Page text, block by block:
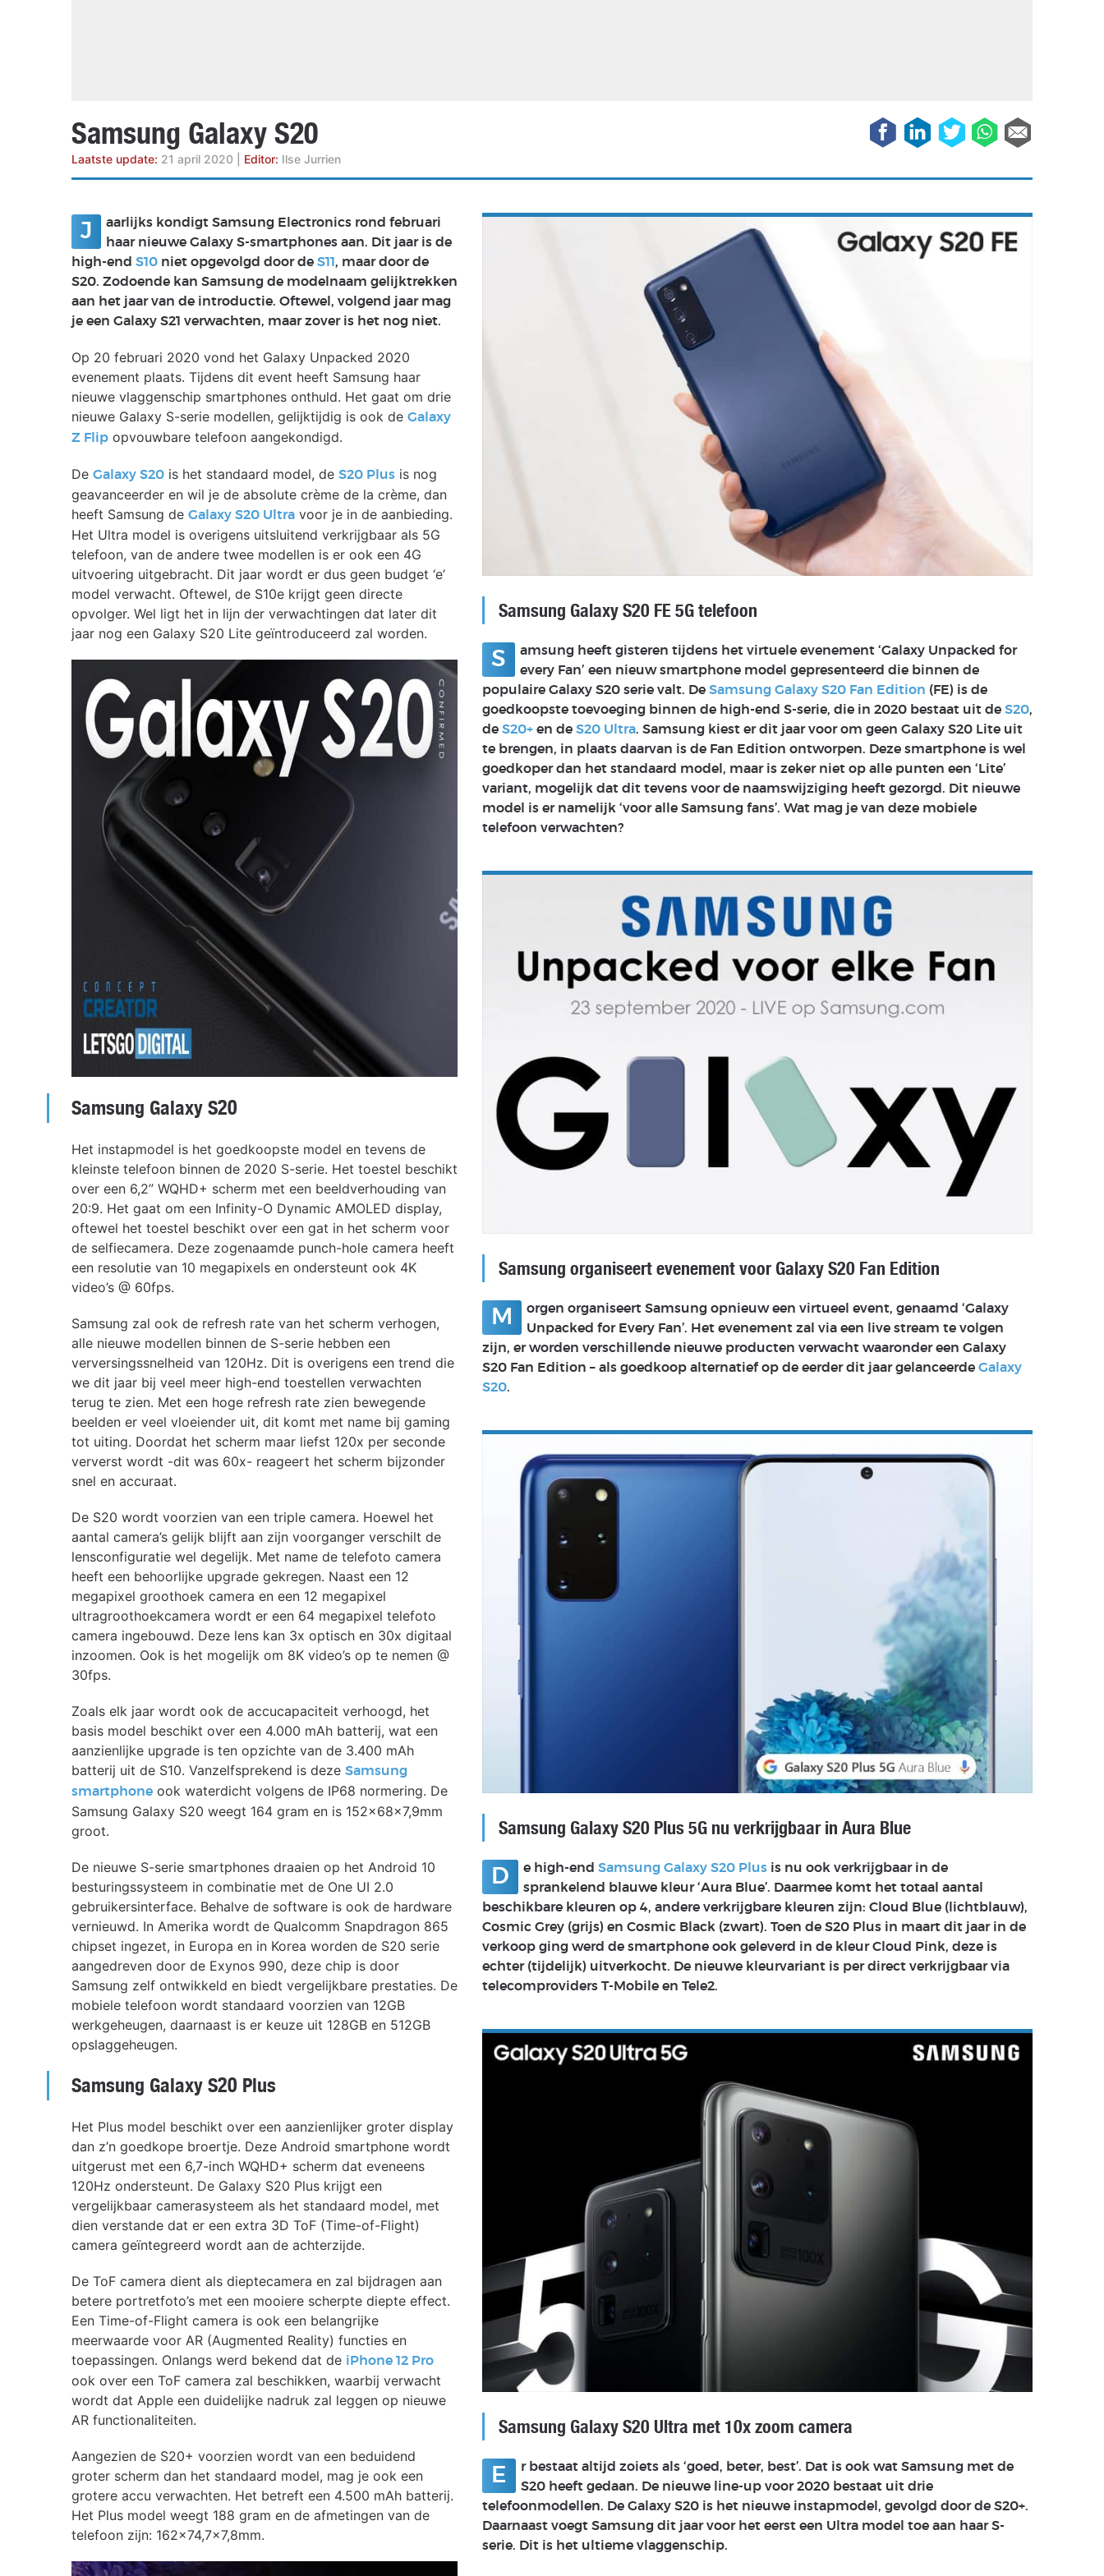
Samsung Galaxy S20
Laatste update: 21 april 2020 Editor: Ilse Jurrien
J
aarlijks kondigt Samsung Electronics rond februari
haar nieuwe Galaxy S-smartphones aan. Dit jaar is de
high-end S10 niet opgevolgd door de S11 , maar door de
S20. Zodoende kan Samsung de modelnaam gelijktrekken
aan het jaar van de introductie. Oftewel, volgend jaar mag
je een Galaxy S21 verwachten, maar zover is het nog niet.
Op 20 februari 2020 vond het Galaxy Unpacked 2020
evenement plaats. Tijdens dit event heeft Samsung haar
nieuwe vlaggenschip smartphones onthuld. Het gaat om drie
nieuwe Galaxy S-serie modellen, gelijktijdig is ook de Galaxy
Z Flip opvouwbare telefoon aangekondigd.
De Galaxy S20 is het standaard model, de S20 Plus is nog
geavanceerder en wil je de absolute crème de la crème, dan
heeft Samsung de Galaxy S20 Ultra voor je in de aanbieding.
Het Ultra model is overigens uitsluitend verkrijgbaar als 5G
telefoon, van de andere twee modellen is er ook een 4G
uitvoering uitgebracht. Dit jaar wordt er dus geen budget ‘e’
model verwacht. Oftewel, de S10e krijgt geen directe
opvolger. Wel ligt het in lijn der verwachtingen dat later dit
jaar nog een Galaxy S20 Lite geïntroduceerd zal worden.
Samsung Galaxy S20
Het instapmodel is het goedkoopste model en tevens de
kleinste telefoon binnen de 2020 S-serie. Het toestel beschikt
over een 6,2” WQHD+ scherm met een beeldverhouding van
20:9. Het gaat om een Infinity-O Dynamic AMOLED display,
oftewel het toestel beschikt over een gat in het scherm voor
de selfiecamera. Deze zogenaamde punch-hole camera heeft
een resolutie van 10 megapixels en ondersteunt ook 4K
video’s @ 60fps.
Samsung zal ook de refresh rate van het scherm verhogen,
alle nieuwe modellen binnen de S-serie hebben een
verversingssnelheid van 120Hz. Dit is overigens een trend die
we dit jaar bij veel meer high-end toestellen verwachten
terug te zien. Met een hoge refresh rate zien bewegende
beelden er veel vloeiender uit, dit komt met name bij gaming
tot uiting. Doordat het scherm maar liefst 120x per seconde
ververst wordt -dit was 60x- reageert het scherm bijzonder
snel en accuraat.
De S20 wordt voorzien van een triple camera. Hoewel het
aantal camera’s gelijk blijft aan zijn voorganger verschilt de
lensconfiguratie wel degelijk. Met name de telefoto camera
heeft een behoorlijke upgrade gekregen. Naast een 12
megapixel groothoek camera en een 12 megapixel
ultragroothoekcamera wordt er een 64 megapixel telefoto
camera ingebouwd. Deze lens kan 3x optisch en 30x digitaal
inzoomen. Ook is het mogelijk om 8K video’s op te nemen @
30fps.
Zoals elk jaar wordt ook de accucapaciteit verhoogd, het
basis model beschikt over een 4.000 mAh batterij, wat een
aanzienlijke upgrade is ten opzichte van de 3.400 mAh
batterij uit de S10. Vanzelfsprekend is deze Samsung
smartphone ook waterdicht volgens de IP68 normering. De
Samsung Galaxy S20 weegt 164 gram en is 152x68x7,9mm
groot.
De nieuwe S-serie smartphones draaien op het Android 10
besturingssysteem in combinatie met de One UI 2.0
gebruikersinterface. Behalve de software is ook de hardware
vernieuwd. In Amerika wordt de Qualcomm Snapdragon 865
chipset ingezet, in Europa en in Korea worden de S20 serie
aangedreven door de Exynos 990, deze chip is door
Samsung zelf ontwikkeld en biedt vergelijkbare prestaties. De
mobiele telefoon wordt standaard voorzien van 12GB
werkgeheugen, daarnaast is er keuze uit 128GB en 512GB
opslaggeheugen.
Samsung Galaxy S20 Plus
Het Plus model beschikt over een aanzienlijker groter display
dan z’n goedkope broertje. Deze Android smartphone wordt
uitgerust met een 6,7-inch WQHD+ scherm dat eveneens
120Hz ondersteunt. De Galaxy S20 Plus krijgt een
vergelijkbaar camerasysteem als het standaard model, met
dien verstande dat er een extra 3D ToF (Time-of-Flight)
camera geïntegreerd wordt aan de achterzijde.
De ToF camera dient als dieptecamera en zal bijdragen aan
betere portretfoto’s met een mooiere scherpte diepte effect.
Een Time-of-Flight camera is ook een belangrijke
meerwaarde voor AR (Augmented Reality) functies en
toepassingen. Onlangs werd bekend dat de iPhone 12 Pro
ook over een ToF camera zal beschikken, waarbij verwacht
wordt dat Apple een duidelijke nadruk zal leggen op nieuwe
AR functionaliteiten.
Aangezien de S20+ voorzien wordt van een beduidend
groter scherm dan het standaard model, mag je ook een
grotere accu verwachten. Het betreft een 4.500 mAh batterij.
Het Plus model weegt 188 gram en de afmetingen van de
telefoon zijn: 162×74,7×7,8mm.
Samsung Galaxy S20 FE 5G telefoon
S
amsung heeft gisteren tijdens het virtuele evenement ‘Galaxy Unpacked for
every Fan’ een nieuw smartphone model gepresenteerd die binnen de
populaire Galaxy S20 serie valt. De Samsung Galaxy S20 Fan Edition (FE) is de
goedkoopste toevoeging binnen de high-end S-serie, die in 2020 bestaat uit de S20,
de S20+ en de S20 Ultra. Samsung kiest er dit jaar voor om geen Galaxy S20 Lite uit
te brengen, in plaats daarvan is de Fan Edition ontworpen. Deze smartphone is wel
goedkoper dan het standaard model, maar is zeker niet op alle punten een ‘Lite’
variant, mogelijk dat dit tevens voor de naamswijziging heeft gezorgd. Dit nieuwe
model is er namelijk ‘voor alle Samsung fans’. Wat mag je van deze mobiele
telefoon verwachten?
Samsung organiseert evenement voor Galaxy S20 Fan Edition
M
orgen organiseert Samsung opnieuw een virtueel event, genaamd ‘Galaxy
Unpacked for Every Fan’. Het evenement zal via een live stream te volgen
zijn, er worden verschillende nieuwe producten verwacht waaronder een Galaxy
S20 Fan Edition – als goedkoop alternatief op de eerder dit jaar gelanceerde Galaxy
S20.
Samsung Galaxy S20 Plus 5G nu verkrijgbaar in Aura Blue
D e high-end Samsung Galaxy S20 Plus is nu ook verkrijgbaar in de
sprankelend blauwe kleur ‘Aura Blue’. Daarmee komt het totaal aantal
beschikbare kleuren op 4, andere verkrijgbare kleuren zijn: Cloud Blue (lichtblauw),
Cosmic Grey (grijs) en Cosmic Black (zwart). Toen de S20 Plus in maart dit jaar in de
verkoop ging werd de smartphone ook geleverd in de kleur Cloud Pink, deze is
echter (tijdelijk) uitverkocht. De nieuwe kleurvariant is per direct verkrijgbaar via
telecomproviders T-Mobile en Tele2.
Samsung Galaxy S20 Ultra met 10x zoom camera
E
r bestaat altijd zoiets als ‘goed, beter, best’. Dat is ook wat Samsung met de
S20 heeft gedaan. De nieuwe line-up voor 2020 bestaat uit drie
telefoonmodellen. De Galaxy S20 is het nieuwe instapmodel, gevolgd door de S20+.
Daarnaast voegt Samsung dit jaar voor het eerst een Ultra model toe aan haar S-
serie. Dit is het ultieme vlaggenschip.